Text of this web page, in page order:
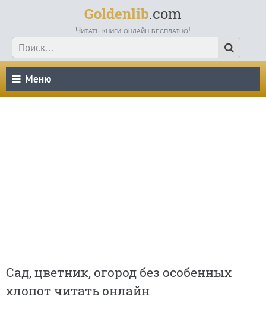
Goldenlib.com
Читать книги онлайн бесплатно!
Меню
Сад, цветник, огород без особенных
хлопот читать онлайн